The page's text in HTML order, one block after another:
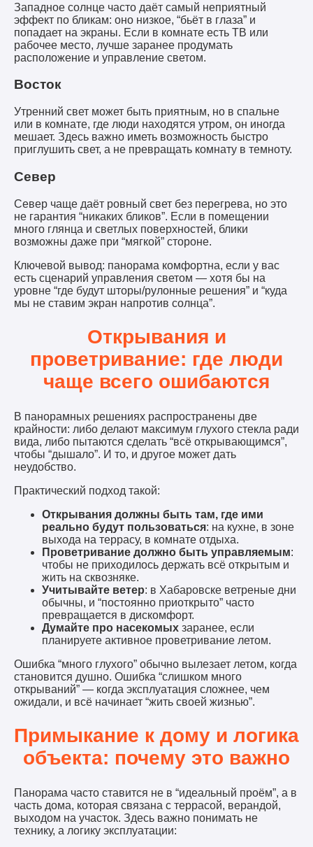
Западное солнце часто даёт самый неприятный
эффект по бликам: оно низкое, “бьёт в глаза” и
попадает на экраны. Если в комнате есть ТВ или
рабочее место, лучше заранее продумать
расположение и управление светом.
Восток
Утренний свет может быть приятным, но в спальне
или в комнате, где люди находятся утром, он иногда
мешает. Здесь важно иметь возможность быстро
приглушить свет, а не превращать комнату в темноту.
Север
Север чаще даёт ровный свет без перегрева, но это
не гарантия “никаких бликов”. Если в помещении
много глянца и светлых поверхностей, блики
возможны даже при “мягкой” стороне.
Ключевой вывод: панорама комфортна, если у вас
есть сценарий управления светом — хотя бы на
уровне “где будут шторы/рулонные решения” и “куда
мы не ставим экран напротив солнца”.
Открывания и
проветривание: где люди
чаще всего ошибаются
В панорамных решениях распространены две
крайности: либо делают максимум глухого стекла ради
вида, либо пытаются сделать “всё открывающимся”,
чтобы “дышало”. И то, и другое может дать
неудобство.
Практический подход такой:
Открывания должны быть там, где ими
реально будут пользоваться: на кухне, в зоне
выхода на террасу, в комнате отдыха.
Проветривание должно быть управляемым:
чтобы не приходилось держать всё открытым и
жить на сквозняке.
Учитывайте ветер: в Хабаровске ветреные дни
обычны, и “постоянно приоткрыто” часто
превращается в дискомфорт.
Думайте про насекомых заранее, если
планируете активное проветривание летом.
Ошибка “много глухого” обычно вылезает летом, когда
становится душно. Ошибка “слишком много
открываний” — когда эксплуатация сложнее, чем
ожидали, и всё начинает “жить своей жизнью”.
Примыкание к дому и логика
объекта: почему это важно
Панорама часто ставится не в “идеальный проём”, а в
часть дома, которая связана с террасой, верандой,
выходом на участок. Здесь важно понимать не
технику, а логику эксплуатации: